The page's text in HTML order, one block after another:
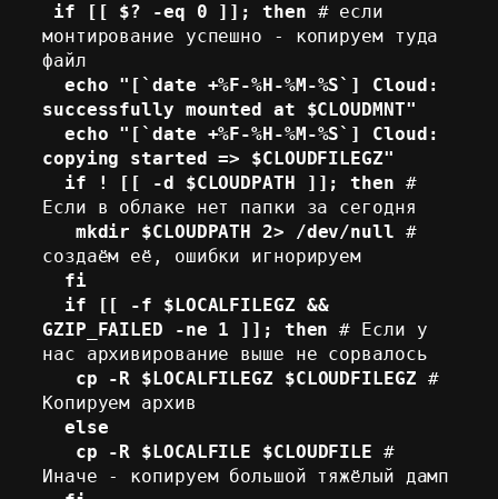
if [[ $? -eq 0 ]]; then # если
монтирование успешно - копируем туда
файл
echo "[`date +%F-%H-%M-%S`] Cloud:
successfully mounted at $CLOUDMNT"
copying started => $CLOUDFILEGZ"
  if ! [[ -d $CLOUDPATH ]]; then
#
Если в облаке нет папки за сегодня
mkdir $CLOUDPATH 2> /dev/null #
создаём её, ошибки игнорируем
fi
GZIP_FAILED -ne 1 ]]; then # Если у
нас архивирование выше не сорвалось
cp -R $LOCALFILEGZ $CLOUDFILEGZ #
Копируем архив
else
   cp -R $LOCALFILE $CLOUDFILE
#
Иначе - копируем большой тяжёлый дамп